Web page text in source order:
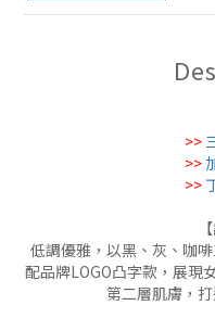
>>
>>
>>
低調優雅，以黑、灰、咖
配品牌LOGO凸字款，展現
第二層肌膚，